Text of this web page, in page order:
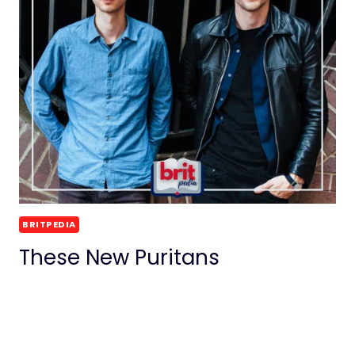
BRITPEDIA
These New Puritans